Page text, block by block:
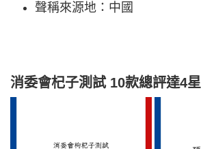
聲稱來源地：中國
消委會杞子測試 10款總評達4星